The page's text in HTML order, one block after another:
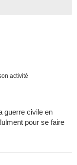
activité
guerre civile en
pour se faire